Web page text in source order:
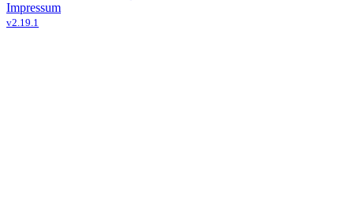
Impressum
v2.19.1